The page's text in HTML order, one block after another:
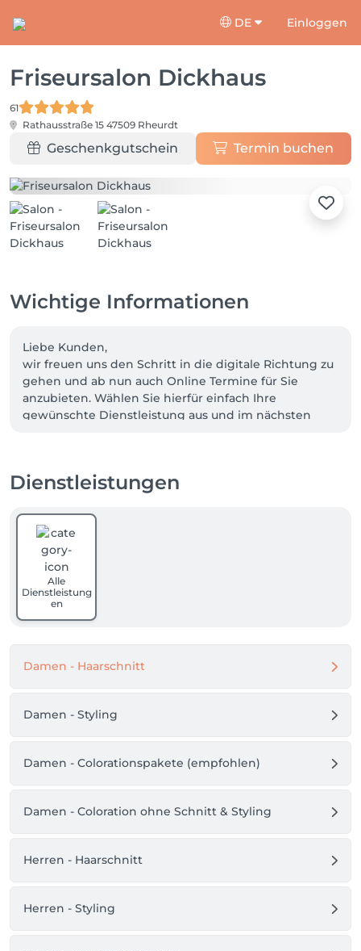
DE Einloggen
Friseursalon Dickhaus
61
Rathausstraße 15 47509 Rheurdt
Geschenkgutschein Termin buchen
Wichtige Informationen
Liebe Kunden,
wir freuen uns den Schritt in die digitale Richtung zu
gehen und ab nun auch Online Termine für Sie
anzubieten. Wählen Sie hierfür einfach Ihre
gewünschte Dienstleistung aus und im nächsten
Friseuren bedient werden. Im nächsten Schritt
entweder neu zu registrieren oder anzumelden bei
Salonkee. Vergessen Sie nicht, eine
Zahlungsmethode hinzuzufügen und Ihren Termin
final zu bestätigen.
Sollte Ihr Wunschdatum bereits belegt sein, setzen
Sie sich einfach auf die Warteliste. Wir
Dienstleistungen
Alle
Dienstleistung
en
Damen - Haarschnitt
Damen - Styling
Damen - Colorationspakete (empfohlen)
Damen - Coloration ohne Schnitt & Styling
Herren - Haarschnitt
Herren - Styling